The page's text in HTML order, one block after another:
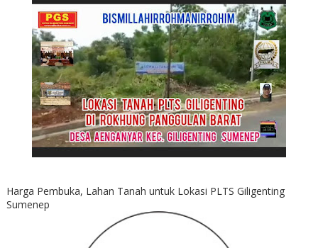
Harga Pembuka, Lahan Tanah untuk Lokasi PLTS Giligenting
Sumenep